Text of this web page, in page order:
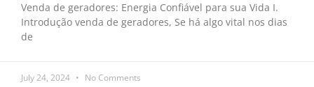
Venda de geradores: Energia Confiável para sua Vida I.
Introdução venda de geradores, Se há algo vital nos dias
de
July 24, 2024 No Comments